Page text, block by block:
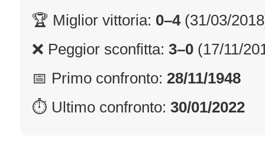
🏆 Miglior vittoria: 0–4(31/03/
❌ Peggior sconfitta: 3–0 (17/11/
📅 Primo confronto: 28/11/1948
⏱ Ultimo confronto: 30/01/2022